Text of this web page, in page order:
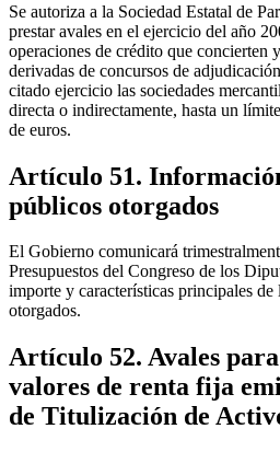
Se autoriza a la Sociedad Estatal de
prestar avales en el ejercicio del año
operaciones de crédito que concierten
derivadas de concursos de
citado ejercicio las sociedades
directa o indirectamente, hasta un
de euros.
Artículo 51.
públicos otorgados
El Gobierno comunicará
Presupuestos del Congreso de los
importe y características principales de
otorgados.
Artículo 52. Avales
valores de renta fija
de Titulización de